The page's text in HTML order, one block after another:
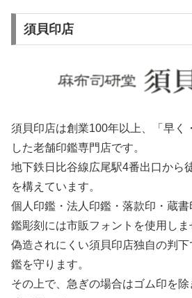
須貝印店
須貝印店は創業100年以上、「早く
した老舗印鑑専門店です。
地下鉄日比谷線広尾駅4番出口から
を構えています。
個人印鑑・法人印鑑・落款印・蔵
鑑彫刻には市販フォントを使用しま
偽造されにくい須貝印店独自の判
鑑を守ります。
その上で、急ぎの場合はゴム印を